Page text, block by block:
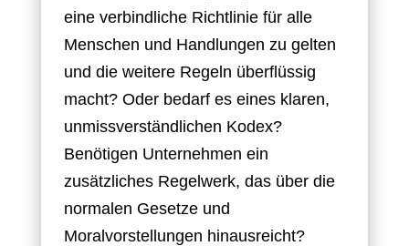
eine verbindliche Richtlinie für alle
Menschen und Handlungen zu gelten
und die weitere Regeln überflüssig
macht? Oder bedarf es eines klaren,
unmissverständlichen Kodex?
Benötigen Unternehmen ein
zusätzliches Regelwerk, das über die
normalen Gesetze und
Moralvorstellungen hinausreicht?